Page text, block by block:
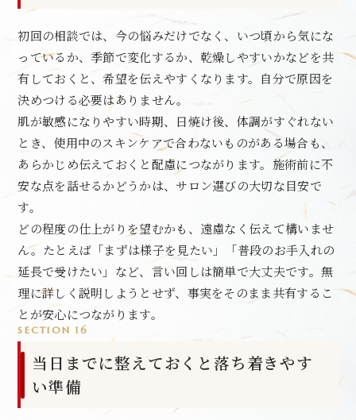
初回の相談では、今の悩みだけでなく、いつ頃から気にな
っているか、季節で変化するか、乾燥しやすいかなどを共
有しておくと、希望を伝えやすくなります。自分で原因を
決めつける必要はありません。
肌が敏感になりやすい時期、日焼け後、体調がすぐれない
とき、使用中のスキンケアで合わないものがある場合も、
あらかじめ伝えておくと配慮につながります。施術前に不
安な点を話せるかどうかは、サロン選びの大切な目安で
す。
どの程度の仕上がりを望むかも、遠慮なく伝えて構いませ
ん。たとえば「まずは様子を見たい」「普段のお手入れの
延長で受けたい」など、言い回しは簡単で大丈夫です。無
理に詳しく説明しようとせず、事実をそのまま共有するこ
とが安心につながります。
SECTION 16
当日までに整えておくと落ち着きやす
い準備